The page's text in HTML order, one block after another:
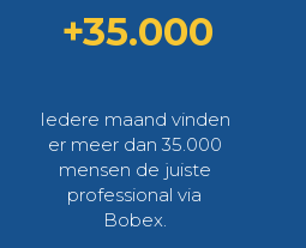
+35.000
Iedere maand vinden
er meer dan 35.000
mensen de juiste
professional via
Bobex.